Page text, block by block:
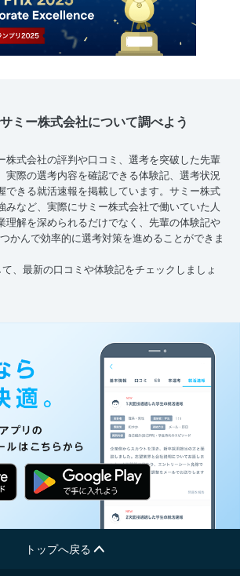
ミー株式会社について調べよう
株式会社の評判や口コミ、選考を突破した先輩
実際の選考内容を確認できる体験記、選考状況
できる就活速報を掲載しています。サミー株式
みなど、実際にサミー株式会社で働いていた人
理解を深められるだけでなく、先輩の体験記や
かんで効率的に選考対策を進めることができま
て、最新の口コミや体験記をチェックしましょ
トップへ戻る